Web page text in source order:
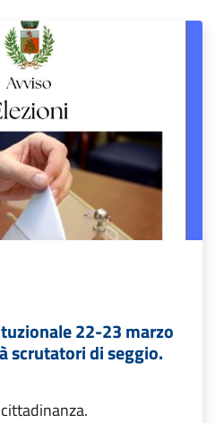
22-23 marzo
scrutatori di seggio.